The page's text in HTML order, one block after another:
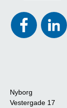
Nyborg
Vestergade 17